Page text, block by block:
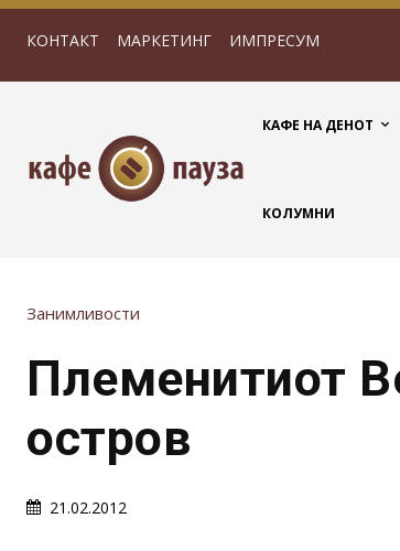
КОНТАКТ МАРКЕТИНГ ИМПРЕСУМ
КАФЕ НА ДЕНОТ
КОЛУМНИ
Занимливости
Племенитиот
остров
21.02.2012